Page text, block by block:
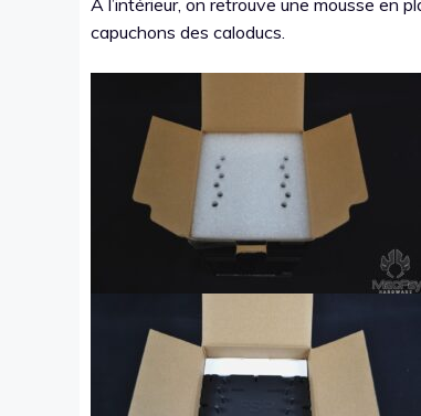
A l’intérieur, on retrouve une mousse en
capuchons des caloducs.